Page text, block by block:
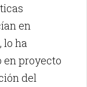
en
lo ha
en proyecto
del